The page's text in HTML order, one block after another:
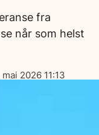
fra
når som helst
mai 2026 11:13